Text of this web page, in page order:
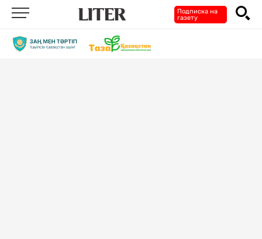
Подписка на
газету